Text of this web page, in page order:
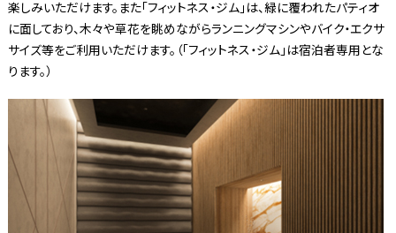
楽しみいただけます。また「フィットネス・ジム」は、緑に覆われたパティオ
に面しており、木々や草花を眺めながらランニングマシンやバイク・エクサ
サイズ等をご利用いただけます。（「フィットネス・ジム」は宿泊者専用とな
ります。）